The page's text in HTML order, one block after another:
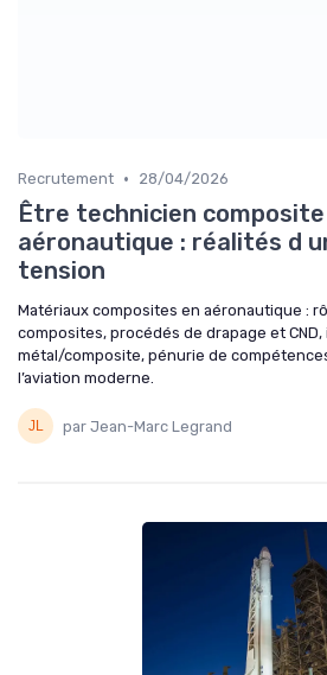
Recrutement • 28/04/2026
Être technicien composite
aéronautique : réalités d
tension
Matériaux composites en aéronautique :
composites, procédés de drapage et
métal/composite, pénurie de
l’aviation moderne.
par Jean-Marc Legrand